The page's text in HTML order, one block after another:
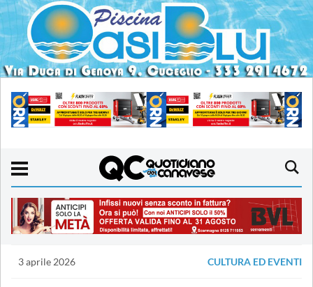
3 aprile 2026 CULTURA ED EVENTI